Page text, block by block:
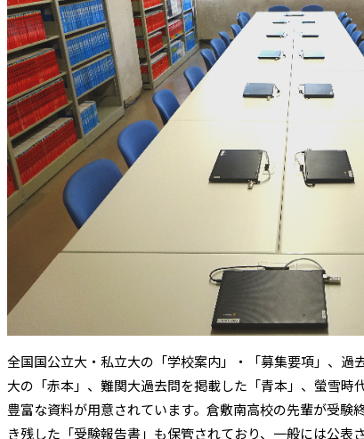
全国国公立大・私立大の「学校案内」・「募集要項」、過
大の「赤本」、難関大過去問を掲載した「青本」、螢雪時
豊富な資料が用意されています。倉敷南高校の先輩が受験
き残した「受験報告書」も保管されており、一般には公表